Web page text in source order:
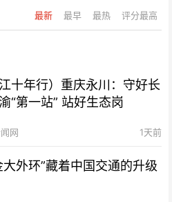
最新 最早 最热 评分最高
江十年行）重庆永川：守好长
“第一站” 站好生态岗
网 1天前
大外环”藏着中国交通的升级